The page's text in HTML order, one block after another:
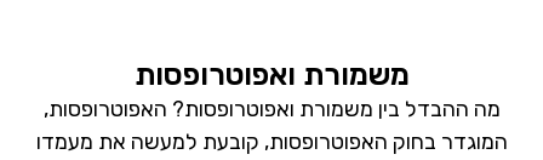
משמורת ואפוטרופסות
מה ההבדל בין משמורת ואפוטרופסות? האפוטרופסות,
המוגדר בחוק האפוטרופסות, קובעת למעשה את מעמדו